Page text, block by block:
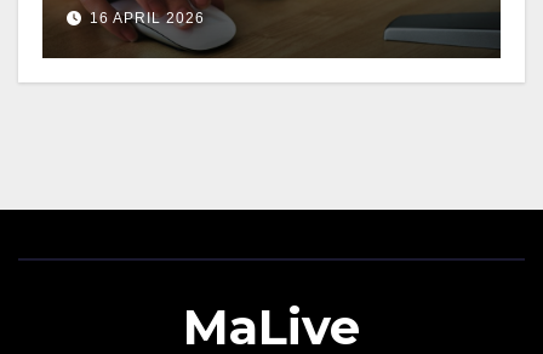
16 APRIL 2026
MaLive